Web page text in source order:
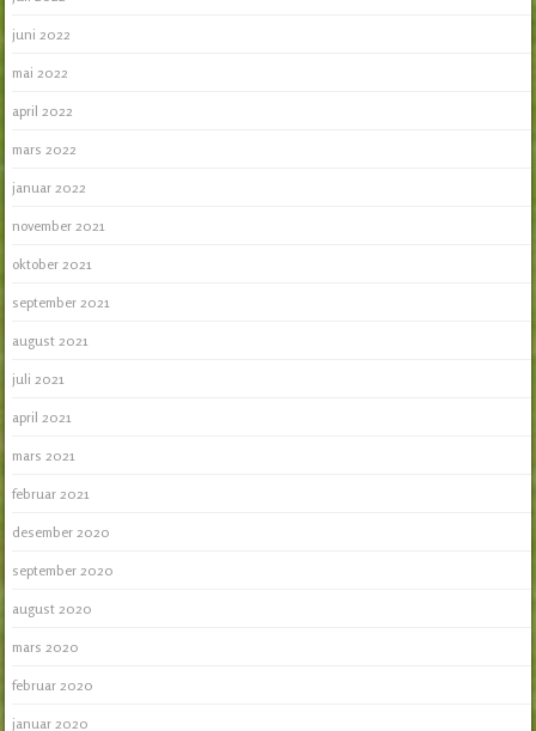
juni 2022
mai 2022
april 2022
mars 2022
januar 2022
november 2021
oktober 2021
september 2021
august 2021
juli 2021
april 2021
mars 2021
februar 2021
desember 2020
september 2020
august 2020
mars 2020
februar 2020
januar 2020